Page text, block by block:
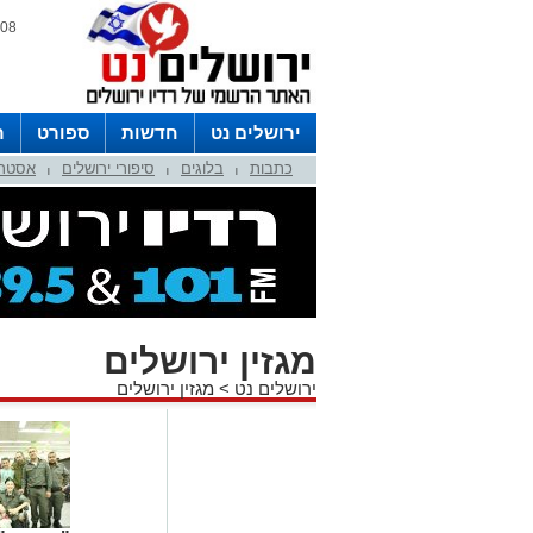
08 אוגוסט 2026 / 11:09
ירושלים נט חדשות ספורט
לפרסום ברדיו צרו קשר
לוח כתבות בלוגים סיפורי ירושלים
מגזין ירושלים
ירושלים נט > מגזין ירושלים